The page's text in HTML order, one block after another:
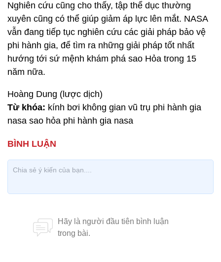
Nghiên cứu cũng cho thấy, tập thể dục thường
xuyên cũng có thể giúp giảm áp lực lên mắt. NASA
vẫn đang tiếp tục nghiên cứu các giải pháp bảo vệ
phi hành gia, để tìm ra những giải pháp tốt nhất
hướng tới sứ mệnh khám phá sao Hỏa trong 15
năm nữa.
Hoàng Dung (lược dịch)
Từ khóa: kính bơi không gian vũ trụ phi hành gia
nasa sao hỏa phi hành gia nasa